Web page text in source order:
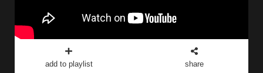
add to playlist share